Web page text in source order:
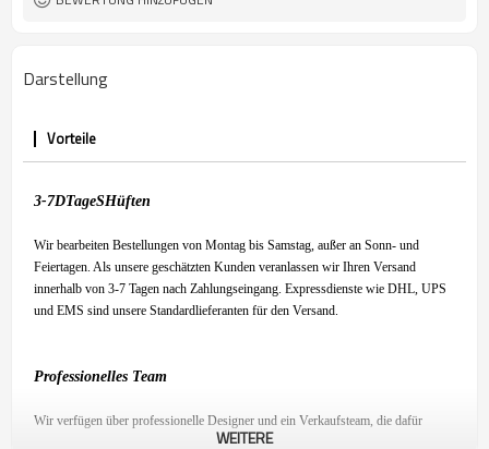
Darstellung
Vorteile
3-7DTageSHüften
Wir bearbeiten Bestellungen von Montag bis Samstag, außer an Sonn- und
Feiertagen. Als unsere geschätzten Kunden veranlassen wir Ihren Versand
innerhalb von 3-7 Tagen nach Zahlungseingang. Expressdienste wie DHL, UPS
und EMS sind unsere Standardlieferanten für den Versand.
Professionelles Team
Wir verfügen über professionelle Designer und ein Verkaufsteam, die dafür
sorgen, dass Sie mit unserem Produkt zufrieden sind und ein angenehmes
WEITERE